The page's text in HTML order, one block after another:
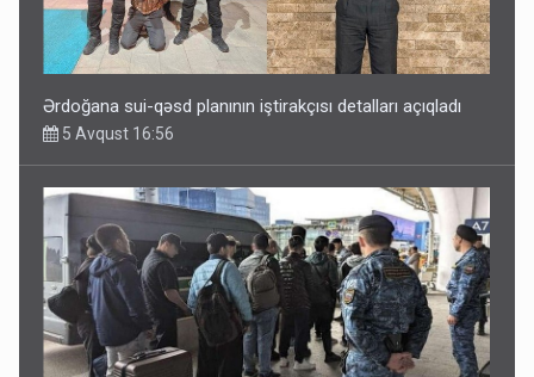
Ərdoğana sui-qəsd planının iştirakçısı detalları açıqladı
5 Avqust 16:56